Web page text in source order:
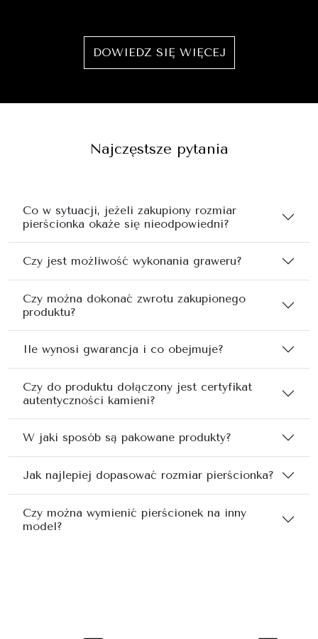
DOWIEDZ SIĘ WIĘCEJ
Najczęstsze pytania
Co w sytuacji, jeżeli zakupiony rozmiar
pierścionka okaże się nieodpowiedni?
Czy jest możliwość wykonania graweru?
Czy można dokonać zwrotu zakupionego
produktu?
Ile wynosi gwarancja i co obejmuje?
Czy do produktu dołączony jest certyfikat
autentyczności kamieni?
W jaki sposób są pakowane produkty?
Jak najlepiej dopasować rozmiar pierścionka?
Czy można wymienić pierścionek na inny
model?